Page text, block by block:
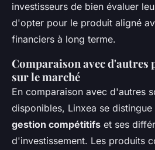
investisseurs de bien évaluer
d'opter pour le produit aligné
financiers à long terme.
Comparaison avec d'autres
sur le marché
En comparaison avec d'autres
disponibles, Linxea se distingue
gestion compétitifs et ses
d'investissement. Les produits